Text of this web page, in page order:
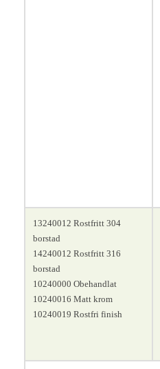
13240012 Rostfritt 304
borstad
14240012 Rostfritt 316
borstad
10240000 Obehandlat
10240016 Matt krom
10240019 Rostfri finish